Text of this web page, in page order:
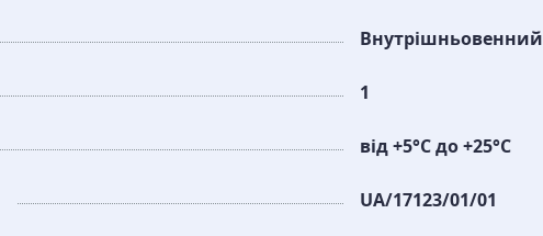
Внутрішньовенний
1
від +5°С до +25°С
UA/17123/01/01